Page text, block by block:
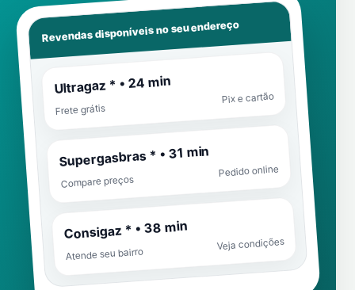
Revendas disponíveis no seu endereço
Ultragaz * • 24 min
Frete grátis
Pix e cartão
Supergasbras * • 31 min
Compare preços
Pedido online
Consigaz * • 38 min
Atende seu bairro
Veja condições